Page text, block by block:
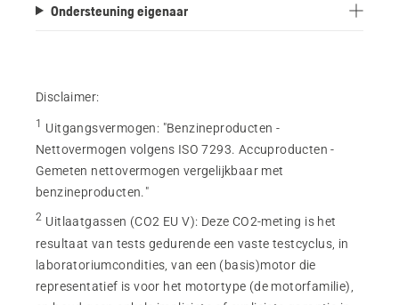
Ondersteuning eigenaar
Disclaimer:
1 Uitgangsvermogen: "Benzineproducten -
Nettovermogen volgens ISO 7293. Accuproducten -
Gemeten nettovermogen vergelijkbaar met
benzineproducten."
2 Uitlaatgassen (CO2 EU V): Deze CO2-meting is het
resultaat van tests gedurende een vaste testcyclus, in
laboratoriumcondities, van een (basis)motor die
representatief is voor het motortype (de motorfamilie),